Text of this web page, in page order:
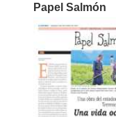
Papel Salmón